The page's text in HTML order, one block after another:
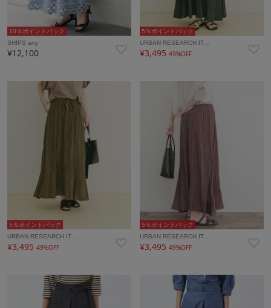
10％ポイントバック
SHIPS any
¥12,100
5％ポイントバック
URBAN RESEARCH IT…
¥3,49549%OFF
5％ポイントバック
URBAN RESEARCH IT…
¥3,495 49%OFF
5％ポイントバック
URBAN RESEARCH IT…
¥3,49549%OFF